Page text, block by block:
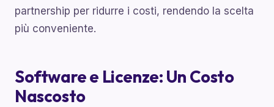
partnership per ridurre i costi, rendendo la scelta
più conveniente.
Software e Licenze: Un Costo
Nascosto